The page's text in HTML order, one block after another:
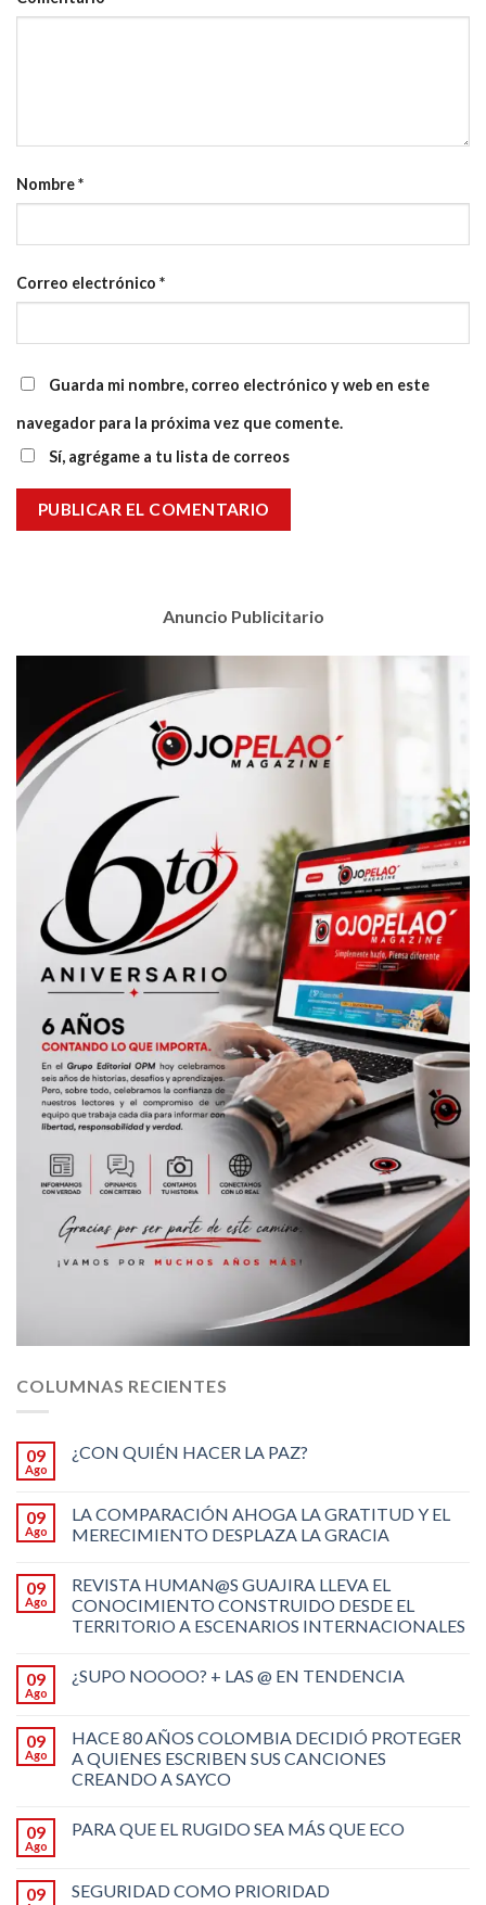
Nombre*
Correo electrónico *
Guarda mi nombre, correo electrónico y web en este
navegador para la próxima vez que comente.
Sí, agrégame a tu lista de correos
Anuncio Publicitario
COLUMNAS RECIENTES
09
Ago
¿CON QUIÉN HACER LA PAZ?
09
Ago
LA COMPARACIÓN AHOGA LA GRATITUD Y EL
MERECIMIENTO DESPLAZA LA GRACIA
09
Ago
REVISTA HUMAN@S GUAJIRA LLEVA EL
CONOCIMIENTO CONSTRUIDO DESDE EL
TERRITORIO A ESCENARIOS INTERNACIONALES
09
Ago
¿SUPO NOOOO? + LAS @ EN TENDENCIA
09
Ago
HACE 80 AÑOS COLOMBIA DECIDIÓ PROTEGER
A QUIENES ESCRIBEN SUS CANCIONES
CREANDO A SAYCO
09
Ago
PARA QUE EL RUGIDO SEA MÁS QUE ECO
09 SEGURIDAD COMO PRIORIDAD